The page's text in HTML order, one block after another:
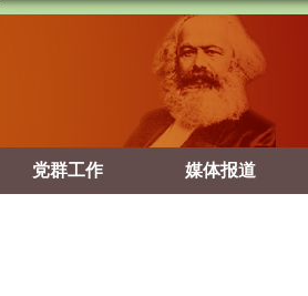
党群工作 媒体报道